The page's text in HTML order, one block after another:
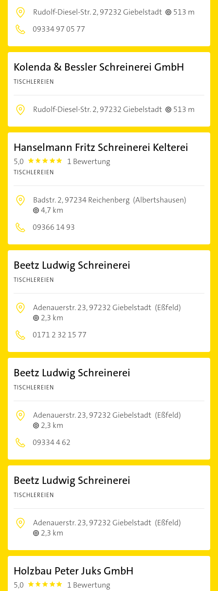
Rudolf-Diesel-Str. 2,97232 Giebelstadt
513 m
09334 97 05 77
Kolenda & Bessler Schreinerei GmbH
TISCHLEREIEN
Rudolf-Diesel-Str. 2,97232 Giebelstadt 513 m
Hanselmann Fritz Schreinerei Kelterei
5,0 5.0 1 Bewertung
TISCHLEREIEN
Badstr. 2,97234 Reichenberg (Albertshausen)
4,7 km
09366 14 93
Beetz Ludwig Schreinerei
TISCHLEREIEN
Adenauerstr. 23,97232 Giebelstadt (Eßfeld)
2,3 km
0171 2 32 15 77
Beetz Ludwig Schreinerei
TISCHLEREIEN
Adenauerstr. 23,97232 Giebelstadt (Eßfeld)
2,3 km
09334 4 62
Beetz Ludwig Schreinerei
TISCHLEREIEN
Adenauerstr. 23,97232 Giebelstadt (Eßfeld)
2,3 km
Holzbau Peter Juks GmbH
5,0 5.0 1 Bewertung